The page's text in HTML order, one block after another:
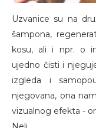
Uzvanice su na
šampona,
kosu, ali i npr. o
ujedno čisti i
izgleda i
njegovana, ona
vizualnog efekta -